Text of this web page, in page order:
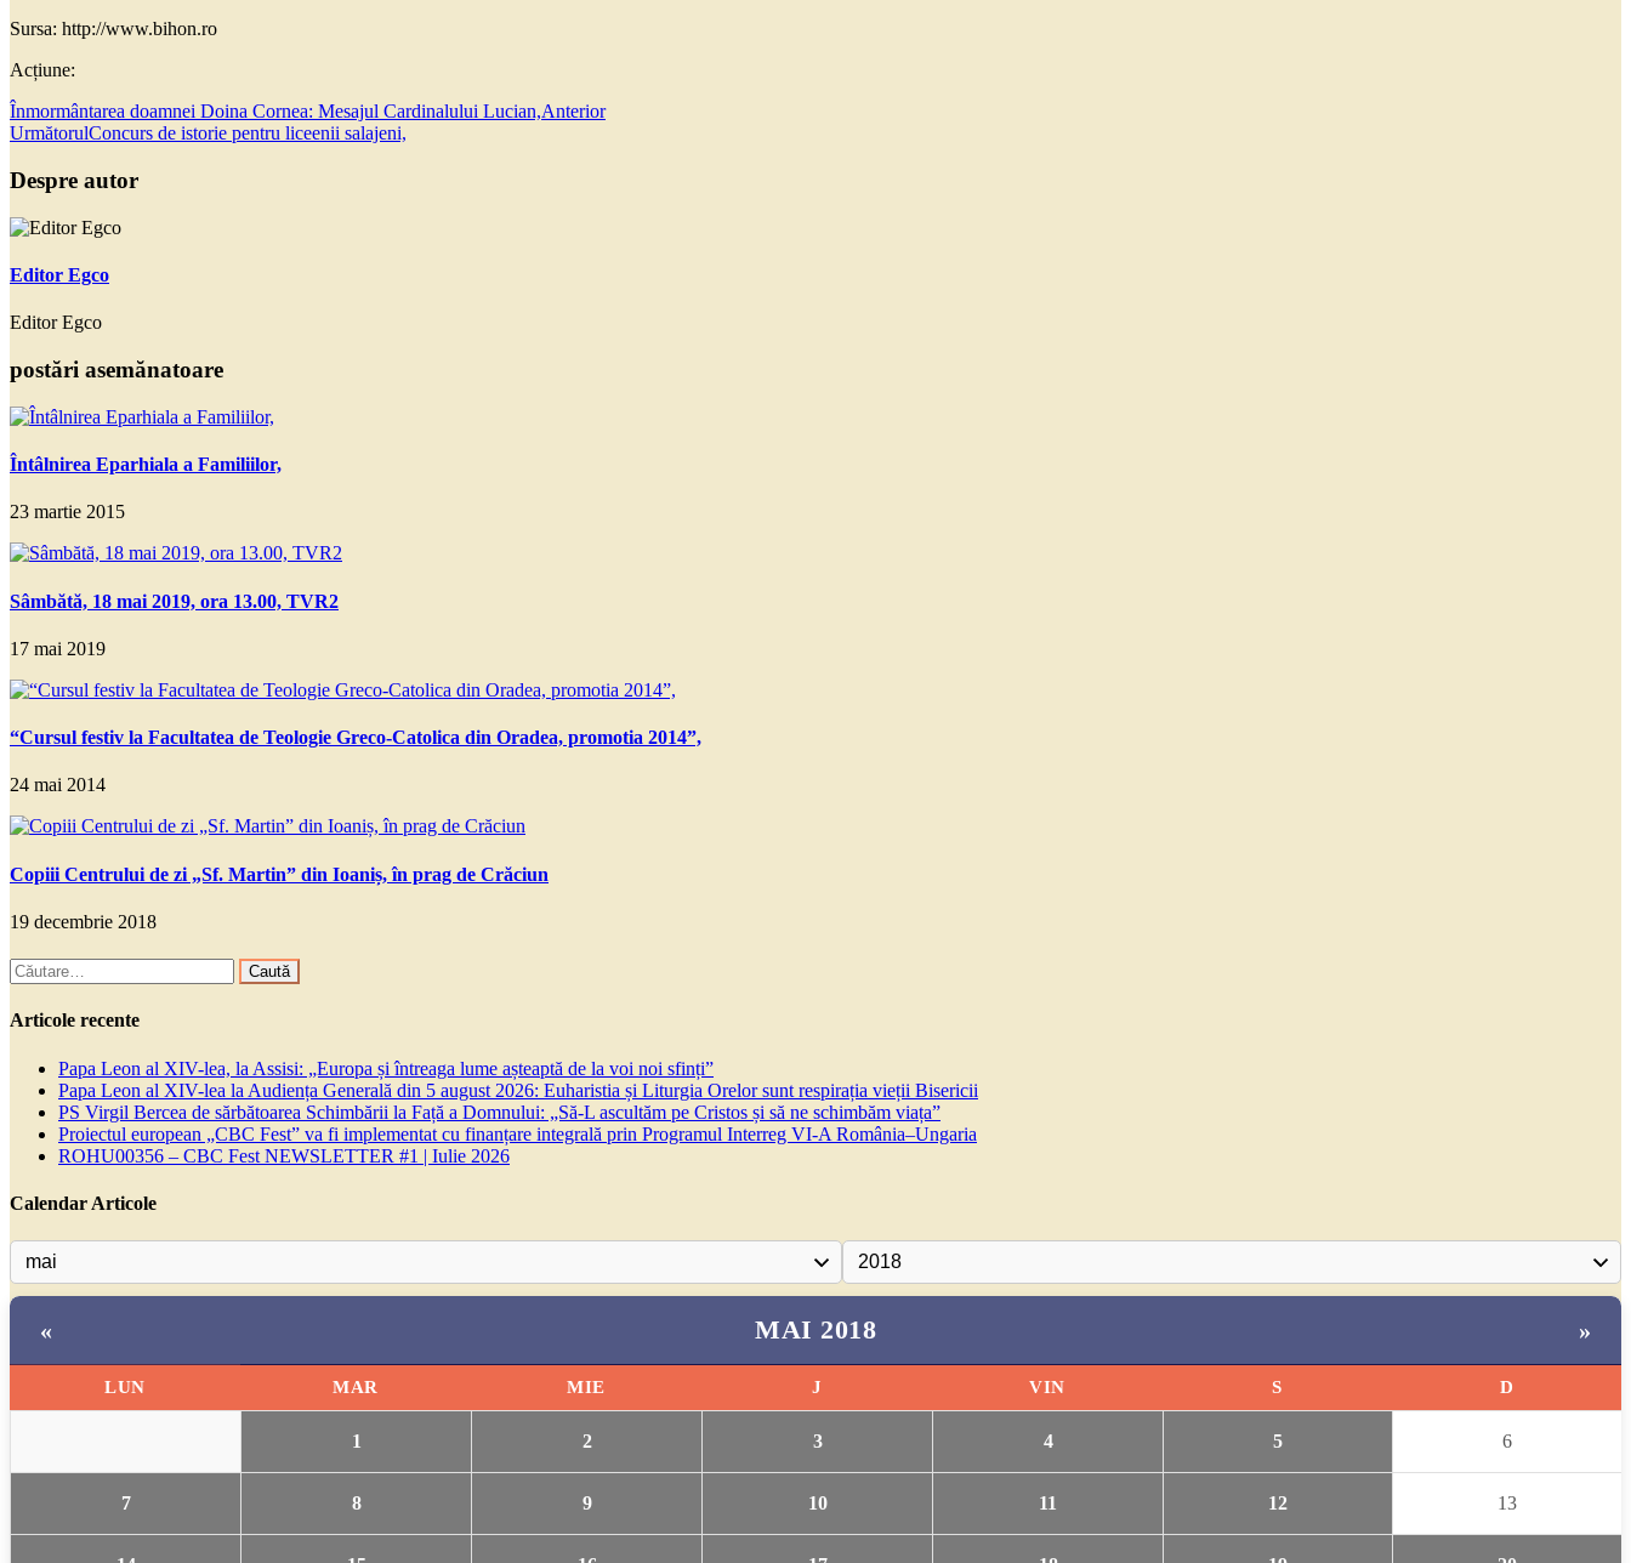
Sursa: http://www.bihon.ro
Acțiune:
Înmormântarea doamnei Doina Cornea: Mesajul Cardinalului Lucian,Anterior
UrmătorulConcurs de istorie pentru liceenii salajeni,
Despre autor
Editor Egco
Editor Egco
postări asemănatoare
Întâlnirea Eparhiala a Familiilor,
23 martie 2015
Sâmbătă, 18 mai 2019, ora 13.00, TVR2
17 mai 2019
“Cursul festiv la Facultatea de Teologie Greco-Catolica din Oradea, promotia 2014”,
24 mai 2014
Copiii Centrului de zi „Sf. Martinˮ din Ioaniș, în prag de Crăciun
19 decembrie 2018
Caută
după:
Articole recente
Papa Leon al XIV-lea, la Assisi: „Europa și întreaga lume așteaptă de la voi noi sfinți”
Papa Leon al XIV-lea la Audiența Generală din 5 august 2026: Euharistia și Liturgia Orelor sunt respirația vieții Bisericii
PS Virgil Bercea de sărbătoarea Schimbării la Față a Domnului: „Să-L ascultăm pe Cristos și să ne schimbăm viața”
Proiectul european „CBC Fest” va fi implementat cu finanțare integrală prin Programul Interreg VI-A România–Ungaria
ROHU00356 – CBC Fest NEWSLETTER #1 | Iulie 2026
Calendar Articole
« MAI 2018 »
LUN MAR MIE J VIN S D
1 2 3 4 5 6
7 8 9 10 11 12 13